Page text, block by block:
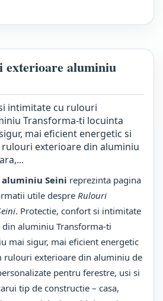
exterioare aluminiu
intimitate cu rulouri
Transforma-ti locuinta
mai eficient energetic si
exterioare din aluminiu
Seini reprezinta pagina
utile despre Rulouri
. Protectie, confort si intimitate
aluminiu Transforma-ti
mai sigur, mai eficient energetic
rulouri exterioare din aluminiu de
pentru ferestre, usi si
tip de constructie – casa,